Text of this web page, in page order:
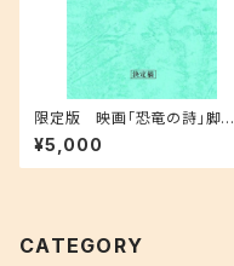
限定版 映画「恐竜の詩」脚本
決定稿
¥5,000
CATEGORY